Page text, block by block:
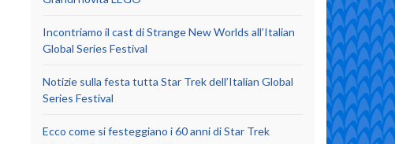
Incontriamo il cast di Strange New Worlds all’Italian
Global Series Festival
Notizie sulla festa tutta Star Trek dell’Italian Global
Series Festival
Ecco come si festeggiano i 60 anni di Star Trek